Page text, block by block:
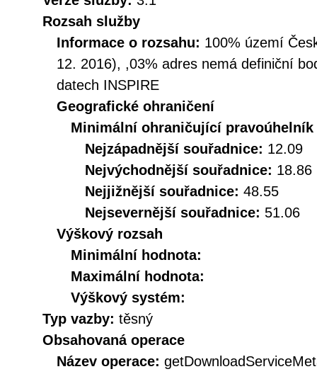
Rozsah služby
Informace o rozsahu: 100% území
12. 2016), ,03% adres nemá definiční
datech INSPIRE
Geografické ohraničení
Minimální ohraničující pravoúhelník
Nejzápadnější souřadnice: 12.09
Nejvýchodnější souřadnice: 18.86
Nejjižnější souřadnice: 48.55
Nejsevernější souřadnice: 51.06
Výškový rozsah
Minimální hodnota:
Maximální hodnota:
Výškový systém:
Typ vazby: těsný
Obsahovaná operace
Název operace: